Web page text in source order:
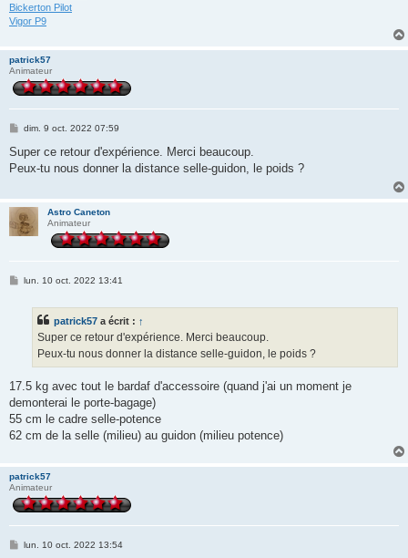
Bickerton Pilot
Vigor P9
patrick57
Animateur
M
s
s
a
dim. 9 oct. 2022 07:59
Super ce retour d'expérience. Merci beaucoup.
Peux-tu nous donner la distance selle-guidon, le poids ?
Astro Caneton
Animateur
Mlun. 10 oct. 2022 13:41
patrick57 a écrit : ↑
Super ce retour d'expérience. Merci beaucoup.
Peux-tu nous donner la distance selle-guidon, le poids ?
17.5 kg avec tout le bardaf d'accessoire (quand j'ai un moment je
demonterai le porte-bagage)
55 cm le cadre selle-potence
62 cm de la selle (milieu) au guidon (milieu potence)
patrick57
Animateur
Mlun. 10 oct. 2022 13:54